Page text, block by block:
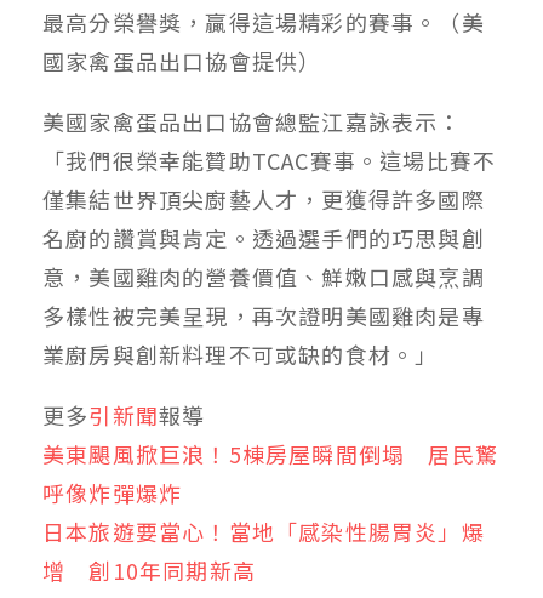
最高分榮譽獎，贏得這場精彩的賽事。（美
國家禽蛋品出口協會提供）
美國家禽蛋品出口協會總監江嘉詠表示：
「我們很榮幸能贊助TCAC賽事。這場比賽不
僅集結世界頂尖廚藝人才，更獲得許多國際
名廚的讚賞與肯定。透過選手們的巧思與創
意，美國雞肉的營養價值、鮮嫩口感與烹調
多樣性被完美呈現，再次證明美國雞肉是專
業廚房與創新料理不可或缺的食材。」
更多引新聞報導
美東颶風掀巨浪！5棟房屋瞬間倒塌 居民驚
呼像炸彈爆炸
日本旅遊要當心！當地「感染性腸胃炎」爆
增 創10年同期新高